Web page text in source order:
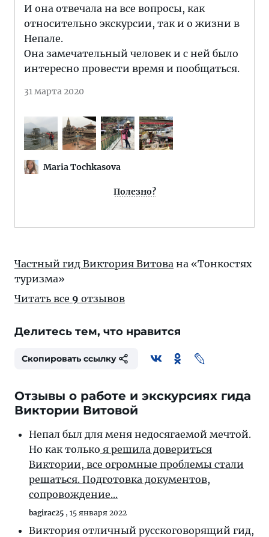
И она отвечала на все вопросы, как
относительно экскурсии, так и о жизни в
Непале.
Она замечательный человек и с ней было
интересно провести время и пообщаться.
31 марта 2020
Maria Tochkasova
Полезно?
Частный гид Виктория Витова на «Тонкостях
туризма»
Читать все 9 отзывов
Делитесь тем, что нравится
Скопировать ссылку
Отзывы о работе и экскурсиях гида
Виктории Витовой
Непал был для меня недосягаемой мечтой.
Но как только я решила довериться
Виктории, все огромные проблемы стали
решаться. Подготовка документов,
сопровождение...
bagirac25 , 15 января 2022
Виктория отличный русскоговорящий гид,